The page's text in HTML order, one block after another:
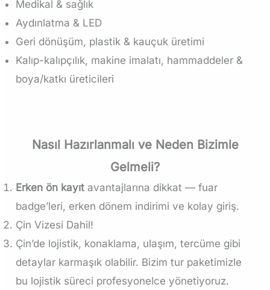
Medikal & sağlık
Aydınlatma & LED
Geri dönüşüm, plastik & kauçuk üretimi
Kalıp-kalıpçılık, makine imalatı, hammaddeler &
boya/katkı üreticileri
Nasıl Hazırlanmalı ve Neden Bizimle
Gelmeli?
Erken ön kayıt avantajlarına dikkat — fuar
badge’leri, erken dönem indirimi ve kolay giriş.
Çin Vizesi Dahil!
Çin’de lojistik, konaklama, ulaşım, tercüme gibi
detaylar karmaşık olabilir. Bizim tur paketimizle
bu lojistik süreci profesyonelce yönetiyoruz.